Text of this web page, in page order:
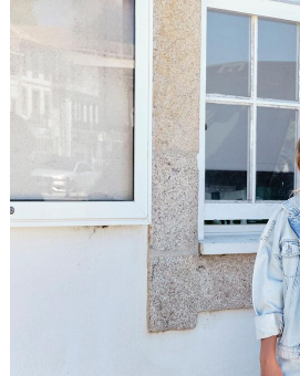
Relevância
Preço Crescente
Preço Decrescente
Nome do Produto A - Z
Nome do Produto Z - A
Filtrar & Ordenar